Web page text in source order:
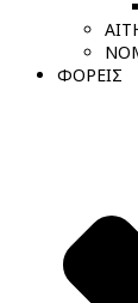
ΦΟΡΕΙΣ